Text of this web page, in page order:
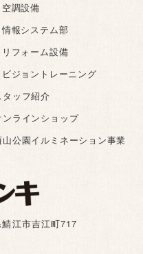
江市吉江町717
調設備
報システム部
フォーム設備
ジョントレーニング
タッフ紹介
ンラインショップ
山公園イルミネーション事業